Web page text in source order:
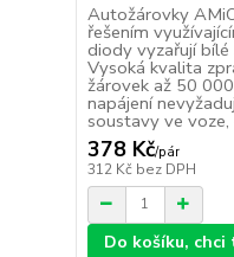
Autožárovky
řešením
diody vyzařují
Vysoká kvalita
žárovek až 50
napájení
soustavy ve
378 Kč/pár
312 Kč bez DPH
Do košíku,